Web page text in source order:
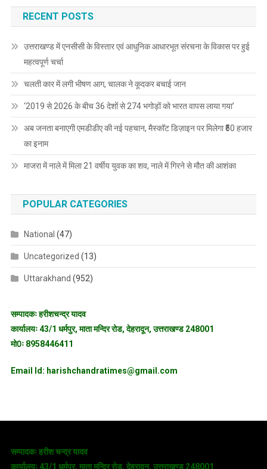
RECENT POSTS
उत्तराखण्ड में एनसीसी के विस्तार एवं आधुनिक आधारभूत संरचना के विकास पर हुई
महत्वपूर्ण चर्चा
चलती कार में लगी भीषण आग, चालक ने कूदकर बचाई जान
‘2019 से 2026 के बीच 36 देशों से 274 भगोड़ों को भारत वापस लाया गया’
अब जनता बनाएगी एमडीडीए की नई पहचान, मैस्कॉट डिज़ाइन पर मिलेगा ₹50 हजार
का इनाम
माजरा में नाले में मिला 21 वर्षीय युवक का शव, नाले में गिरने से मौत की आशंका
POPULAR CATEGORIES
National (47)
Uncategorized (13)
Uttarakhand (952)
सम्पादकः हरीशचन्द्र यादव
कार्यालयः 43/1 धर्मपुर, माता मन्दिर रोड, देहरादून, उत्तराखण्ड 248001
मो0ः 8958446411
Email Id: harishchandratimes@gmail.com
सम्पादकः हरीश चन्द्र यादव
कार्यालयः 43/1 धर्मपुर, माता मन्दिर रोड, देहरादून, उत्तराखण्ड 248001